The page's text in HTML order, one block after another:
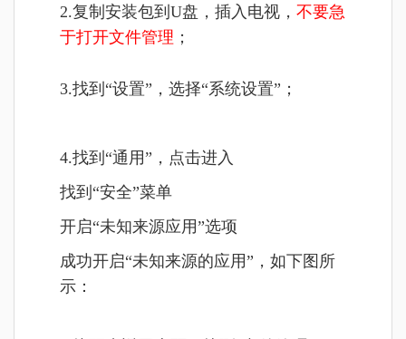
2.复制安装包到U盘，插入电视， 不要急
于打开文件管理 ；
3.找到“设置”，选择“系统设置”；
4.找到“通用”，点击进入
找到“安全”菜单
开启“未知来源应用”选项
成功开启“未知来源的应用”，如下图所
示：